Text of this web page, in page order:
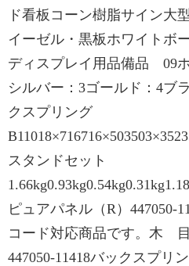
ド看板コーン樹脂サイン大
イーゼル・黒板ホワイトボ
ディスプレイ用品備品 09
シルバー：3ゴールド：4ブ
クスプリング
スタンドセット
ピュアパネル（R）447050-
コード対応商品です。木
447050-11418バックスプリ